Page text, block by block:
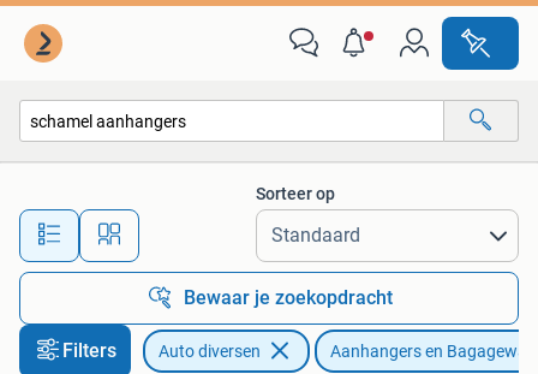
Alle afstanden…
Sorteer op
Bewaar je zoekopdracht
Filters Auto diversen Aanhangers en